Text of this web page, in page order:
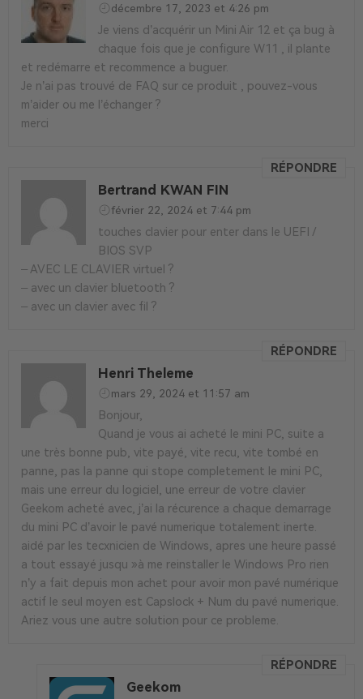
décembre 17, 2023 et 4:26 pm
Je viens d’acquérir un Mini Air 12 et ça bug à
chaque fois que je configure W11 , il plante
et redémarre et recommence a buguer.
Je n’ai pas trouvé de FAQ sur ce produit , pouvez-vous
m’aider ou me l’échanger ?
merci
Bertrand KWAN FIN
février 22, 2024 et 7:44 pm
RÉPONDRE
touches clavier pour enter dans le UEFI /
BIOS SVP
– AVEC LE CLAVIER virtuel ?
– avec un clavier bluetooth ?
– avec un clavier avec fil ?
Henri Theleme
mars 29, 2024 et 11:57 am
RÉPONDRE
Bonjour,
Quand je vous ai acheté le mini PC, suite a
une très bonne pub, vite payé, vite recu, vite tombé en
panne, pas la panne qui stope completement le mini PC,
mais une erreur du logiciel, une erreur de votre clavier
Geekom acheté avec, j’ai la récurence a chaque demarrage
du mini PC d’avoir le pavé numerique totalement inerte.
aidé par les tecxnicien de Windows, apres une heure passé
a tout essayé jusqu »à me reinstaller le Windows Pro rien
n’y a fait depuis mon achet pour avoir mon pavé numérique
actif le seul moyen est Capslock + Num du pavé numerique.
Ariez vous une autre solution pour ce probleme.
Geekom
RÉPONDRE